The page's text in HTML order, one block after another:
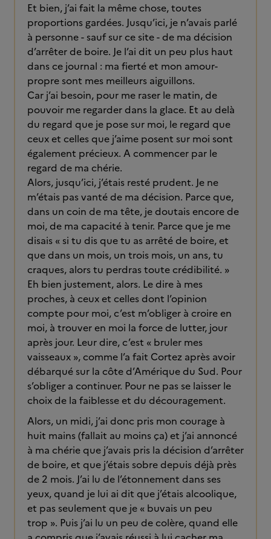
Et bien, j’ai fait la même chose, toutes
proportions gardées. Jusqu’ici, je n’avais parlé
à personne - sauf sur ce site - de ma décision
d’arrêter de boire. Je l’ai dit un peu plus haut
dans ce journal : ma fierté et mon amour-
propre sont mes meilleurs aiguillons.
Car j’ai besoin, pour me raser le matin, de
pouvoir me regarder dans la glace. Et au delà
du regard que je pose sur moi, le regard que
ceux et celles que j’aime posent sur moi sont
également précieux. A commencer par le
regard de ma chérie.
Alors, jusqu’ici, j’étais resté prudent. Je ne
m’étais pas vanté de ma décision. Parce que,
dans un coin de ma tête, je doutais encore de
moi, de ma capacité à tenir. Parce que je me
disais « si tu dis que tu as arrêté de boire, et
que dans un mois, un trois mois, un ans, tu
craques, alors tu perdras toute crédibilité. »
Eh bien justement, alors. Le dire à mes
proches, à ceux et celles dont l’opinion
compte pour moi, c’est m’obliger à croire en
moi, à trouver en moi la force de lutter, jour
après jour. Leur dire, c’est « bruler mes
vaisseaux », comme l’a fait Cortez après avoir
débarqué sur la côte d’Amérique du Sud. Pour
s’obliger a continuer. Pour ne pas se laisser le
choix de la faiblesse et du découragement.
Alors, un midi, j’ai donc pris mon courage à
huit mains (fallait au moins ça) et j’ai annoncé
à ma chérie que j’avais pris la décision d’arrêter
de boire, et que j’étais sobre depuis déjà près
de 2 mois. J’ai lu de l’étonnement dans ses
yeux, quand je lui ai dit que j’étais alcoolique,
et pas seulement que je « buvais un peu
trop ». Puis j’ai lu un peu de colère, quand elle